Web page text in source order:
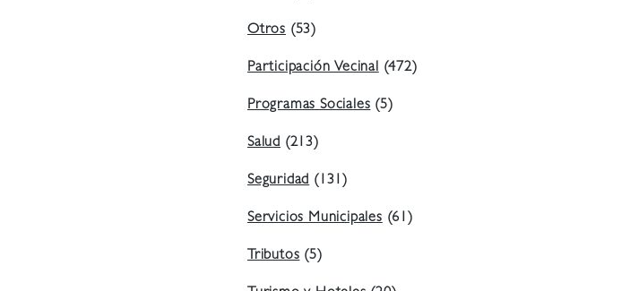
Otros (53)
Participación Vecinal(472)
Programas Sociales(5)
Salud (213)
Seguridad(131)
Servicios Municipales(61)
Tributos(5)